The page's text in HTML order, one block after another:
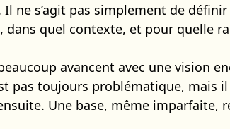
Il ne s’agit pas simplement de
dans quel contexte, et pour quelle
avancent avec une vision
pas toujours problématique, mais
Une base, même imparfaite,